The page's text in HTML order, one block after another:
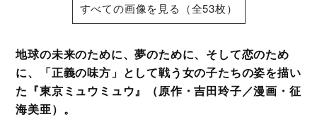
すべての画像を見る（全53枚）
地球の未来のために、夢のために、そして恋のため
に、「正義の味方」として戦う女の子たちの姿を描い
た『東京ミュウミュウ』（原作・吉田玲子／漫画・征
海美亜）。